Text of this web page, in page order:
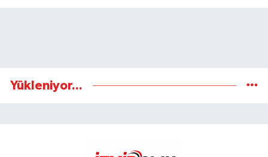
Yükleniyor...